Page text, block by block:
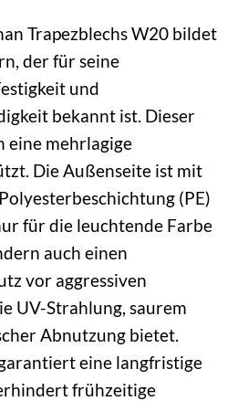
Trapezblechs W20 bildet
der für seine
und
bekannt ist. Dieser
eine mehrlagige
Die Außenseite ist mit
(PE)
für die leuchtende Farbe
auch einen
vor aggressiven
UV-Strahlung, saurem
Abnutzung bietet.
eine langfristige
frühzeitige